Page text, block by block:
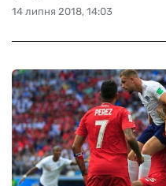
14 липня 2018, 14:03